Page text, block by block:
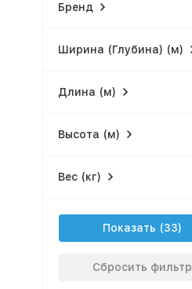
Бренд
Ширина (Глубина) (м)
Длина (м)
Высота (м)
Вес (кг)
Показать
Сбросить фильтр